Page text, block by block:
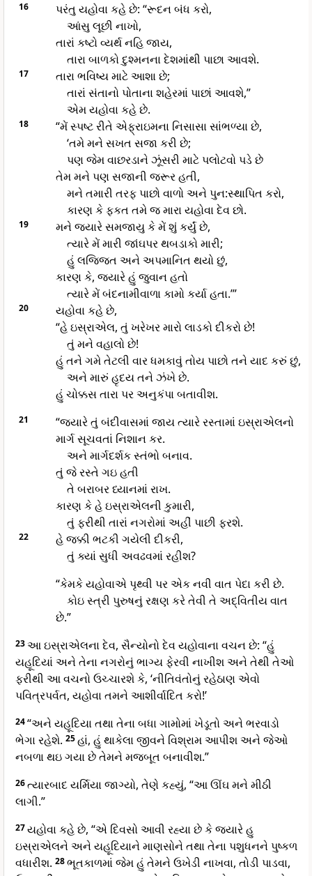
16
પરંતુ યહોવા કહે છે: “રૂદન બંધ કરો,
આંસુ લૂછી નાખો,
તારાં કષ્ટો વ્યર્થ નહિ જાય,
તારા બાળકો દુશ્મનના દેશમાંથી પાછા આવશે.
17
તારા ભવિષ્ય માટે આશા છે;
તારાં સંતાનો પોતાના શહેરમાં પાછાં આવશે,”
એમ યહોવા કહે છે.
18
“મેં સ્પષ્ટ રીતે એફ્રાઇમના નિસાસા સાંભળ્યા છે,
‘તમે મને સખત સજા કરી છે;
પણ જેમ વાછરડાને ઝૂંસરી માટે પલોટવો પડે છે
તેમ મને પણ સજાની જરૂર હતી,
મને તમારી તરફ પાછો વાળો અને પુન:સ્થાપિત કરો,
કારણ કે ફકત તમે જ મારા યહોવા દેવ છો.
19
મને જ્યારે સમજાયુ કે મેં શું કર્યું છે,
ત્યારે મેં મારી જાંઘપર થબડાકો મારી;
હું લજ્જિત અને અપમાનિત થયો છું,
કારણ કે, જ્યારે હું જુવાન હતો
ત્યારે મેં બંદનામીવાળા કામો કર્યા હતા.’”
20
યહોવા કહે છે,
“હે ઇસ્રાએલ, તું ખરેખર મારો લાડકો દીકરો છે!
તું મને વહાલો છે!
હું તને ગમે તેટલી વાર ધમકાવું તોય પાછો તને યાદ કરું છું,
અને મારું હૃદય તને ઝંખે છે.
હું ચોક્કસ તારા પર અનુકંપા બતાવીશ.
21
“જ્યારે તું બંદીવાસમાં જાય ત્યારે રસ્તામાં ઇસ્રાએલનો
માર્ગ સૂચવતાં નિશાન કર.
અને માર્ગદર્શક સ્તંભો બનાવ.
તું જે રસ્તે ગઇ હતી
તે બરાબર ધ્યાનમાં રાખ.
કારણ કે હે ઇસ્રાએલની કુમારી,
તું ફરીથી તારાં નગરોમાં અહીં પાછી ફરશે.
22
હે જક્કી ભટકી ગયેલી દીકરી,
તું ક્યાં સુધી અવઢવમાં રહીશ?
“કેમકે યહોવાએ પૃથ્વી પર એક નવી વાત પેદા કરી છે.
કોઇ સ્ત્રી પુરુષનું રક્ષણ કરે તેવી તે અદ્વિતીય વાત
છે.”
23આ ઇસ્રાએલના દેવ, સૈન્યોનો દેવ યહોવાના વચન છે: “હું
યહૂદિયાં અને તેના નગરોનું ભાગ્ય ફેરવી નાખીશ અને તેથી તેઓ
ફરીથી આ વચનો ઉચ્ચારશે કે, ‘નીતિવંતોનું રહેઠાણ એવો
પવિત્રપર્વત, યહોવા તમને આશીર્વાદિત કરો!’
24“અને યહૂદિયા તથા તેના બધા ગામોમાં ખેડૂતો અને ભરવાડો
ભેગા રહેશે. 25હાં, હું થાકેલા જીવને વિશ્રામ આપીશ અને જેઓ
નબળા થઇ ગયા છે તેમને મજબૂત બનાવીશ.”
26ત્યારબાદ યર્મિયા જાગ્યો, તેણે કહ્યું, “આ ઊંઘ મને મીઠી
લાગી.”
27યહોવા કહે છે, “એ દિવસો આવી રહ્યા છે કે જ્યારે હુ
ઇસ્રાએલને અને યહૂદિયાને માણસોને તથા તેના પશુધનને પુષ્કળ
વધારીશ. 28ભૂતકાળમાં જેમ હું તેમને ઉખેડી નાખવા, તોડી પાડવા,